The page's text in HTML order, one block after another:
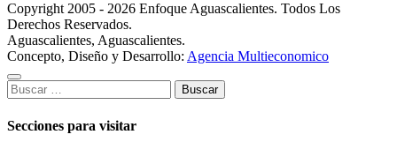
Copyright 2005 - 2026 Enfoque Aguascalientes. Todos Los
Derechos Reservados.
Aguascalientes, Aguascalientes.
Concepto, Diseño y Desarrollo: Agencia Multieconomico
Buscar:
Secciones para visitar